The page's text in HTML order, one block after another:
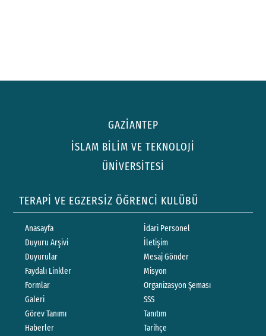
GAZİANTEP
İSLAM BİLİM VE TEKNOLOJİ
ÜNİVERSİTESİ
TERAPİ VE EGZERSİZ ÖĞRENCİ KULÜBÜ
Anasayfa
Duyuru Arşivi
Duyurular
Faydalı Linkler
Formlar
Galeri
Görev Tanımı
Haberler
İdari Personel
İletişim
Mesaj Gönder
Misyon
Organizasyon Şeması
SSS
Tanıtım
Tarihçe